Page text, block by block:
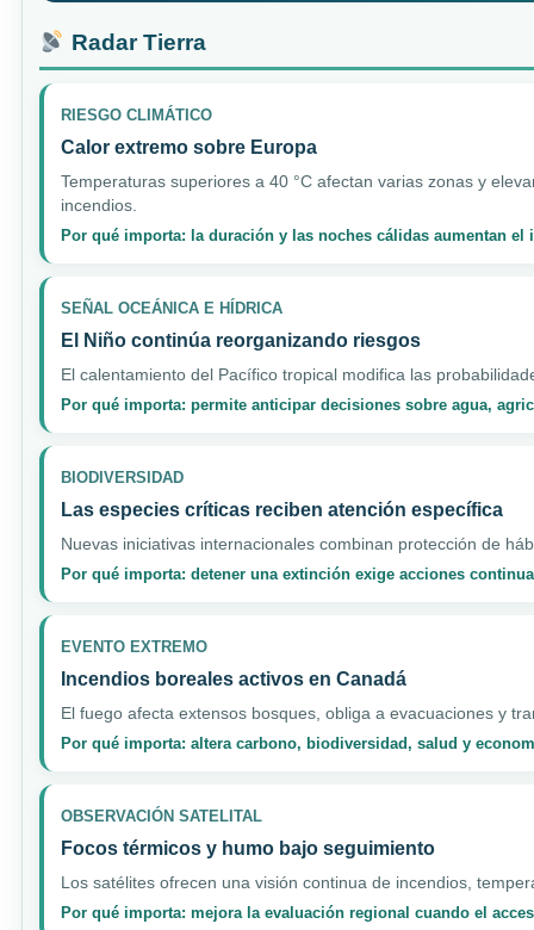
Radar Tierra
RIESGO CLIMÁTICO
Calor extremo sobre Europa
Temperaturas superiores a 40 °C afectan varias zonas y
incendios.
Por qué importa: la duración y las noches cálidas aumentan el
SEÑAL OCEÁNICA E HÍDRICA
El Niño continúa reorganizando riesgos
El calentamiento del Pacífico tropical modifica las
Por qué importa: permite anticipar decisiones sobre agua,
BIODIVERSIDAD
Las especies críticas reciben atención específica
Nuevas iniciativas internacionales combinan protección de
Por qué importa: detener una extinción exige acciones
EVENTO EXTREMO
Incendios boreales activos en Canadá
El fuego afecta extensos bosques, obliga a evacuaciones y
Por qué importa: altera carbono, biodiversidad, salud y
OBSERVACIÓN SATELITAL
Focos térmicos y humo bajo seguimiento
Los satélites ofrecen una visión continua de incendios,
Por qué importa: mejora la evaluación regional cuando el